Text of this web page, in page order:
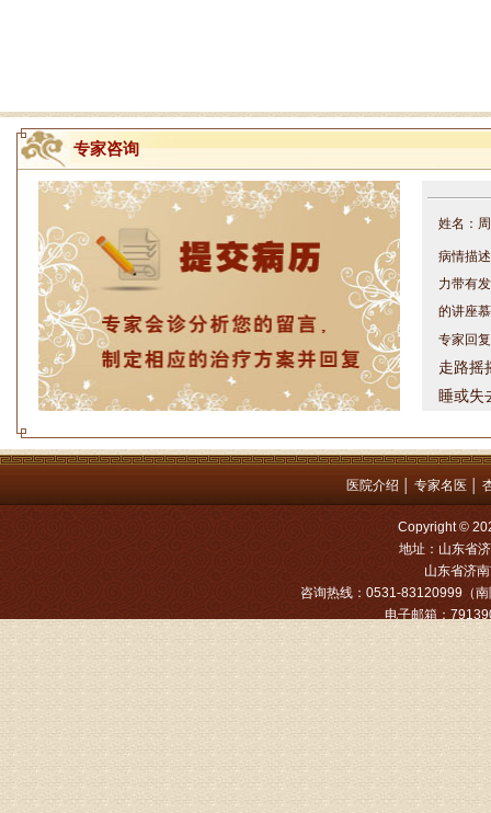
专家咨询
姓名：
病情描
力带有
的讲座
专家回
走路摇
睡或失
问题都
是：
姓名
病情描
专家回
姓名：
病情描
姓名：
病情描
医院介绍 专家名医
Copyright ©
地址：山东省
山东省济南
咨询热线：0531-83120999（
电子邮箱：